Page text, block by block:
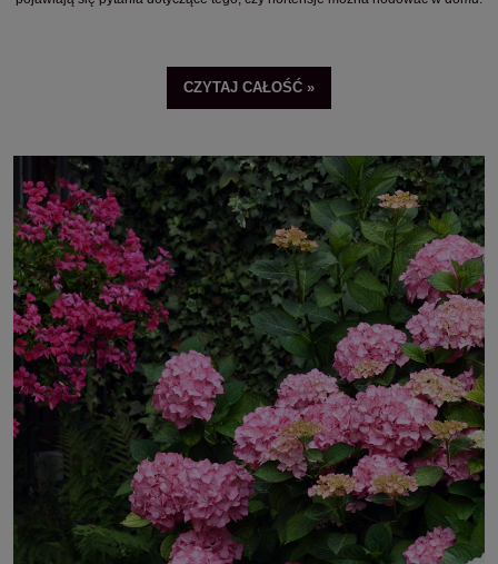
CZYTAJ CAŁOŚĆ »